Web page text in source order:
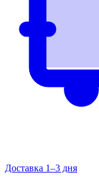
Доставка 1–3 дня